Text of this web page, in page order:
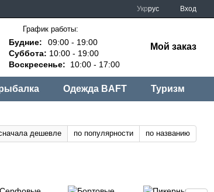
Укррус Вход
График работы:
Будние:
09:00 - 19:00
Суббота: 10:00 - 19:00
Воскресенье:
10:00 - 17:00
Мой заказ
Одежда BAFT Туризм
дешевле по популярности по названию